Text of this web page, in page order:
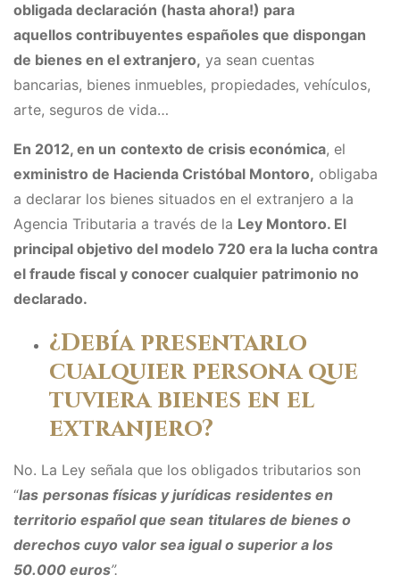
obligada declaración (hasta ahora!) para
aquellos contribuyentes españoles que dispongan
de bienes en el extranjero, ya sean cuentas
bancarias, bienes inmuebles, propiedades, vehículos,
arte, seguros de vida…
En 2012, en un contexto de crisis económica, el
exministro de Hacienda Cristóbal Montoro, obligaba
a declarar los bienes situados en el extranjero a la
Agencia Tributaria a través de la Ley Montoro. El
principal objetivo del modelo 720 era la lucha contra
el fraude fiscal y conocer cualquier patrimonio no
declarado.
¿Debía presentarlo
cualquier persona que
tuviera bienes en el
extranjero?
No. La Ley señala que los obligados tributarios son
“las personas físicas y jurídicas residentes en
territorio español que sean titulares de bienes o
derechos cuyo valor sea igual o superior a los
50.000 euros”.